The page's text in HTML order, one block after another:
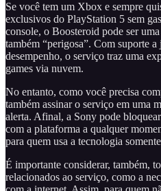
Se você tem um Xbox e sempre
exclusivos do PlayStation 5 sem
console, o Boosteroid pode ser
também “perigosa”. Com suporte
desempenho, o serviço traz uma
games via nuvem.
No entanto, como você precisa
também assinar o serviço em uma
alerta. Afinal, a Sony pode
com a plataforma a qualquer
para quem usa a tecnologia
É importante considerar, também,
relacionados ao serviço, como a